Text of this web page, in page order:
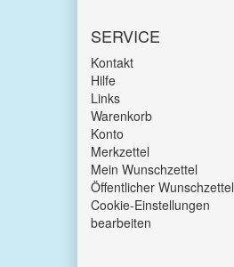
SERVICE
Kontakt
Hilfe
Links
Warenkorb
Konto
Merkzettel
Mein Wunschzettel
Öffentlicher Wunschzettel
Cookie-Einstellungen
bearbeiten